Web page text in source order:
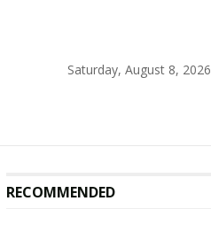
Saturday, August 8, 2026
RECOMMENDED